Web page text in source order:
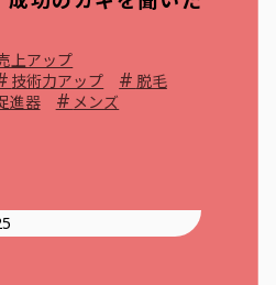
上アップ
技術力アップ # 脱毛
進器 # メンズ